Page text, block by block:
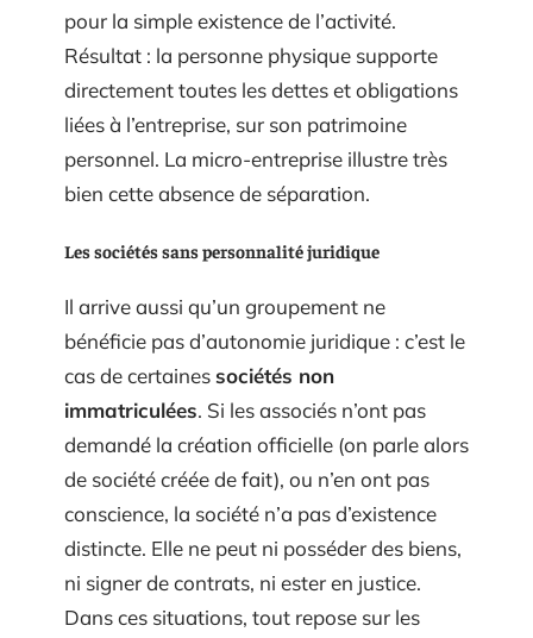
pour la simple existence de l’activité.
Résultat : la personne physique supporte
directement toutes les dettes et obligations
liées à l’entreprise, sur son patrimoine
personnel. La micro-entreprise illustre très
bien cette absence de séparation.
Les sociétés sans personnalité juridique
Il arrive aussi qu’un groupement ne
bénéficie pas d’autonomie juridique : c’est le
cas de certainessociétés non
immatriculées. Si les associés n’ont pas
demandé la création officielle (on parle alors
de société créée de fait), ou n’en ont pas
conscience, la société n’a pas d’existence
distincte. Elle ne peut ni posséder des biens,
ni signer de contrats, ni ester en justice.
Dans ces situations, tout repose sur les